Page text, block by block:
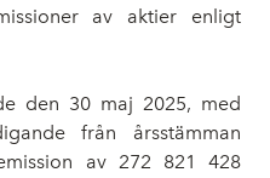
av aktier enligt
den 30 maj 2025, med
från årsstämman
av 272
821
428